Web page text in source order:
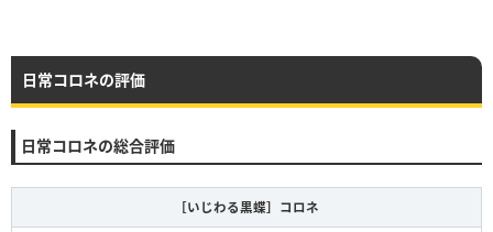
日常コロネの評価
日常コロネの総合評価
［いじわる黒蝶］コロネ